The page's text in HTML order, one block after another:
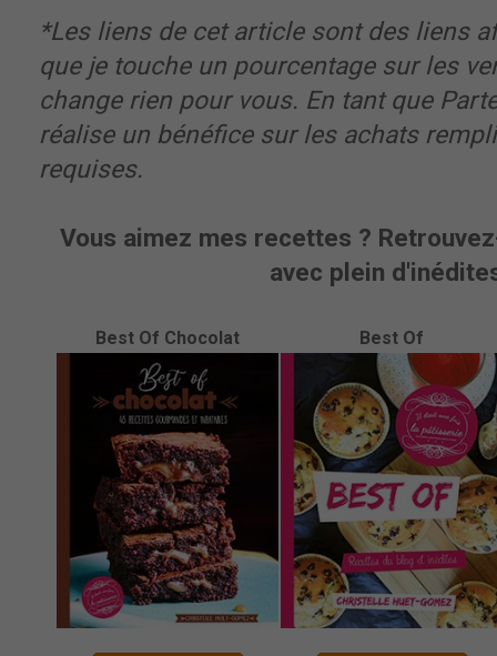
*Les liens de cet article sont des liens
que je touche un pourcentage sur les
change rien pour vous. En tant que
réalise un bénéfice sur les achats
requises.
Vous aimez mes recettes ?
avec plein
Best Of Chocolat Best Of